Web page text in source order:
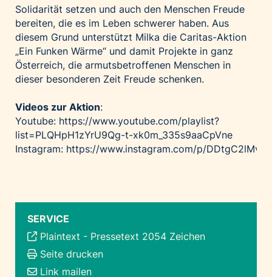
Solidarität setzen und auch den Menschen Freude
bereiten, die es im Leben schwerer haben. Aus
diesem Grund unterstützt Milka die Caritas-Aktion
„Ein Funken Wärme“ und damit Projekte in ganz
Österreich, die armutsbetroffenen Menschen in
dieser besonderen Zeit Freude schenken.
Videos zur Aktion:
Youtube: https://www.youtube.com/playlist?
list=PLQHpH1zYrU9Qg-t-xk0m_335s9aaCpVne
Instagram: https://www.instagram.com/p/
SERVICE
Plaintext - Pressetext 2054 Zeichen
Seite drucken
Link mailen